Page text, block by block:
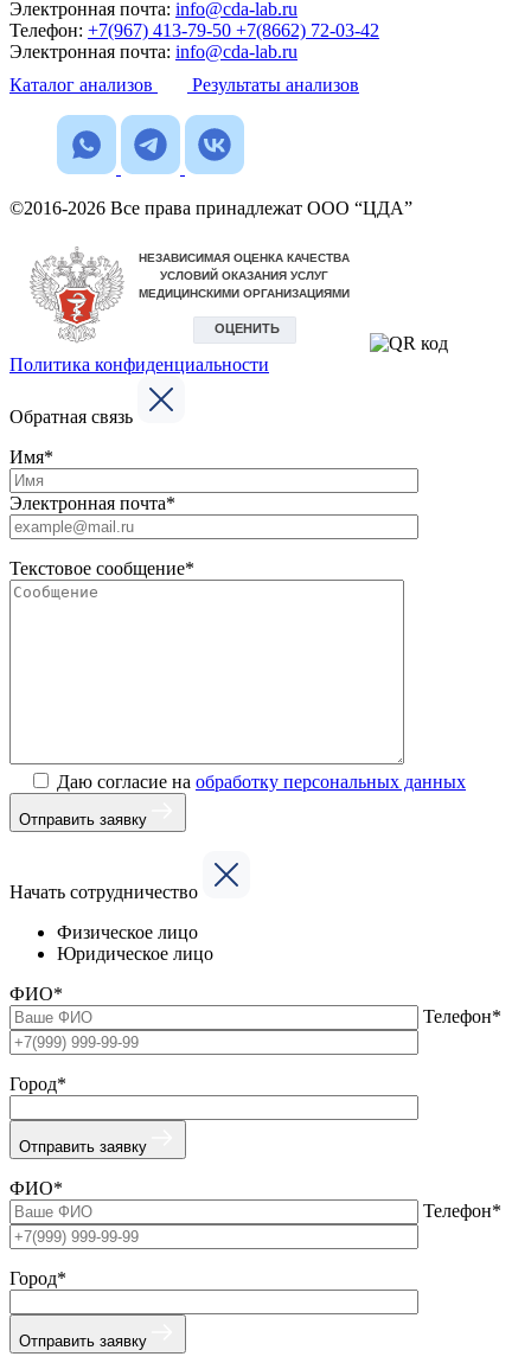
Электронная почта: info@cda-lab.ru
Телефон: +7(967) 413-79-50 +7(8662) 72-03-42
Электронная почта: info@cda-lab.ru
Каталог анализов
Результаты анализов
©2016-2026 Все права принадлежат ООО “ЦДА”
Политика конфиденциальности
Обратная связь
Имя*
Электронная почта*
Текстовое сообщение*
Даю согласие на обработку персональных данных
Отправить заявку
Начать сотрудничество
Физическое лицо
Юридическое лицо
ФИО*
Телефон*
Город*
Отправить заявку
ФИО*
Телефон*
Город*
Отправить заявку